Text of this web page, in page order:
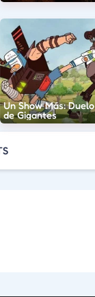
Un Show Más: Duelo
de Gigantes